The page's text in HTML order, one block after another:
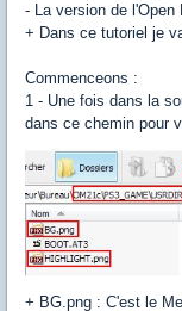
- La version de
+ Dans ce tutoriel je
Commenceons :
1 - Une fois dans la
dans ce chemin pour
+ BG.png : C'est le